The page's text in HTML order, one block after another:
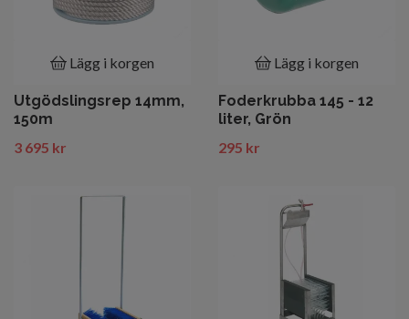
Lägg i korgen
Utgödslingsrep 14mm,
150m
3 695 kr
Lägg i korgen
Foderkrubba 145 - 12
liter, Grön
295 kr